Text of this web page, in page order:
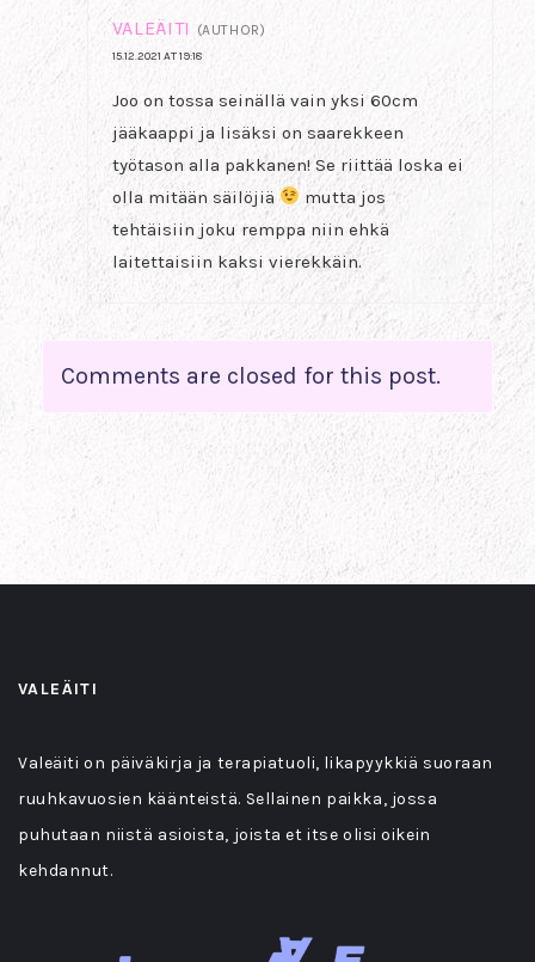
VALEÄITI (AUTHOR)
15.12.2021 AT 19:18
Joo on tossa seinällä vain yksi 60cm
jääkaappi ja lisäksi on saarekkeen
työtason alla pakkanen! Se riittää loska ei
olla mitään säilöjiä
mutta jos
tehtäisiin joku remppa niin ehkä
laitettaisiin kaksi vierekkäin.
Comments are closed for this post.
VALEÄITI
Valeäiti on päiväkirja ja terapiatuoli, likapyykkiä suoraan
ruuhkavuosien käänteistä. Sellainen paikka, jossa
puhutaan niistä asioista, joista et itse olisi oikein
kehdannut.